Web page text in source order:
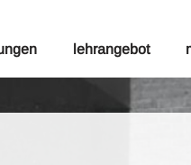
lehrangebot